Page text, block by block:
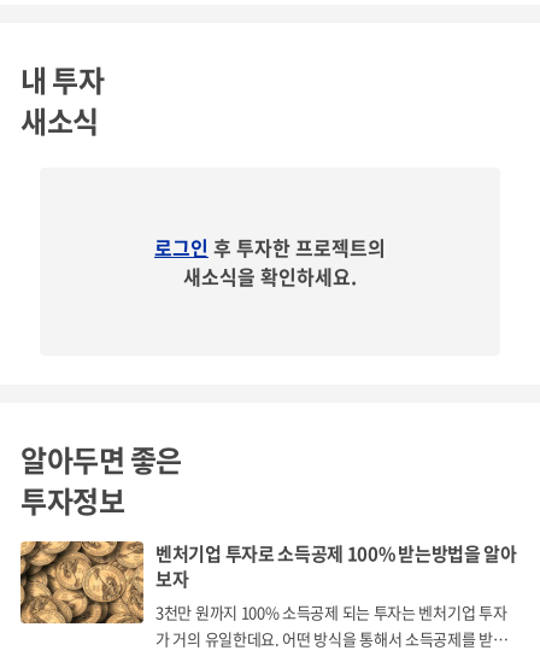
기사).
사업 소개
내 투자
새소식
로그인 후 투자한 프로젝트의
새소식을 확인하세요.
알아두면 좋은
투자정보
벤처기업 투자로 소득공제 100% 받는방법을 알아
보자
3천만 원까지 100% 소득공제 되는 투자는 벤처기업 투자
가 거의 유일한데요. 어떤 방식을 통해서 소득공제를 받게